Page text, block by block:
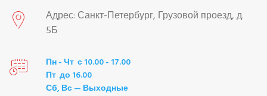
Адрес: Санкт-Петербург, Грузовой проезд, д.
5Б
Пн - Чт с 10.00 - 17.00
Пт до 16.00
Сб, Вс — Выходные